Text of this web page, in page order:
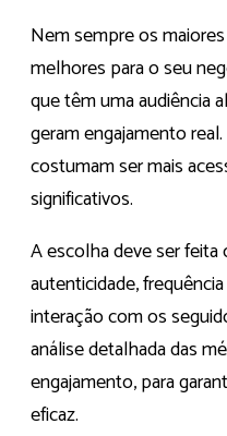
Nem sempre os
melhores para o seu
que têm uma audiência
geram engajamento
costumam ser mais
significativos.
A escolha deve ser
autenticidade,
interação com os
análise detalhada das
engajamento, para
eficaz.